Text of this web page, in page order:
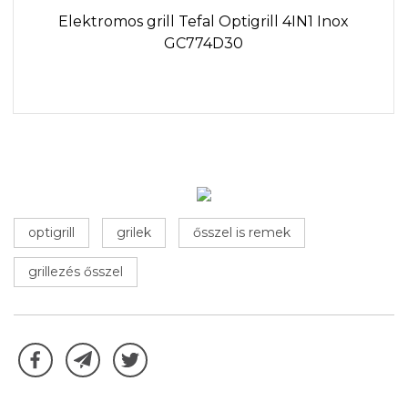
Elektromos grill Tefal Optigrill 4IN1 Inox
GC774D30
optigrill grilek ősszel is remek
grillezés ősszel